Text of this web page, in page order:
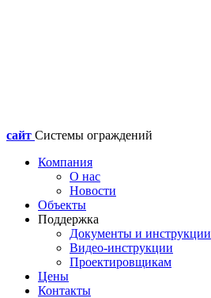
сайт Системы ограждений
Компания
О нас
Новости
Объекты
Поддержка
Документы и инструкции
Видео-инструкции
Проектировщикам
Цены
Контакты